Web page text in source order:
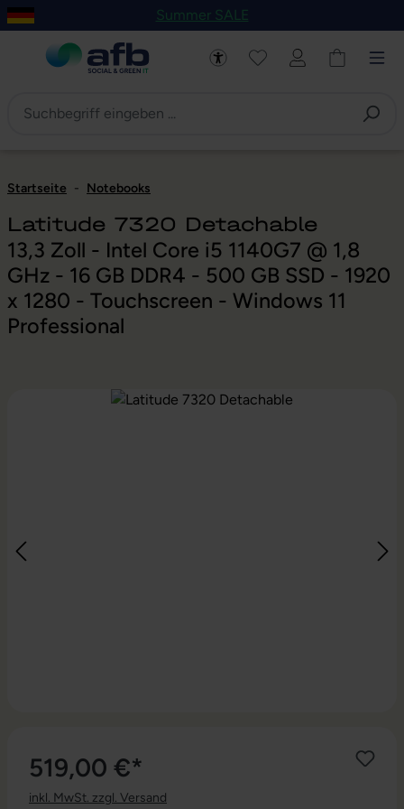
Hauptinhalt springen
Zur Navigation der B2B-Plattform springen
Summer SALE
Startseite - Notebooks
Latitude 7320 Detachable
13,3 Zoll - Intel Core i5 1140G7 @ 1,8
GHz - 16 GB DDR4 - 500 GB SSD - 1920
x 1280 - Touchscreen - Windows 11
Professional
Bildergalerie überspringen
519,00 €*
inkl. MwSt. zzgl. Versand